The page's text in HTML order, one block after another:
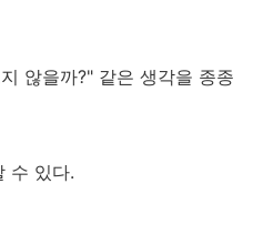
않을까?" 같은 생각을 종종
수 있다.